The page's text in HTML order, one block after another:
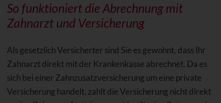
So funktioniert die Abrechnung mit
Zahnarzt und Versicherung
Als gesetzlich Versicherter sind Sie es gewohnt, dass Ihr
Zahnarzt direkt mit der Krankenkasse abrechnet. Da es
sich bei einer Zahnzusatzversicherung um eine private
Versicherung handelt, zahlt die Versicherung nicht direkt